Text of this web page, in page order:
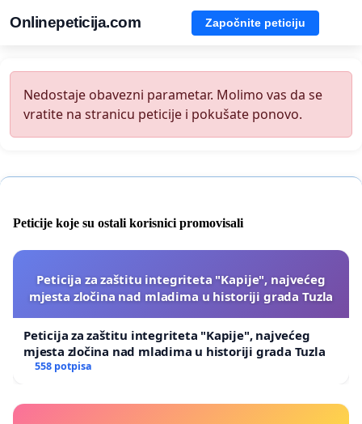
Onlinepeticija.com Započnite peticiju
Nedostaje obavezni parametar. Molimo vas da se
vratite na stranicu peticije i pokušate ponovo.
Peticije koje su ostali korisnici promovisali
Peticija za zaštitu integriteta "Kapije", najvećeg
mjesta zločina nad mladima u historiji grada Tuzla
Peticija za zaštitu integriteta "Kapije", najvećeg
mjesta zločina nad mladima u historiji grada Tuzla
558 potpisa